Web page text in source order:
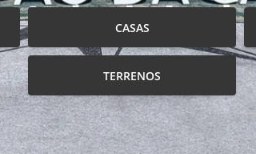
CASAS
TERRENOS